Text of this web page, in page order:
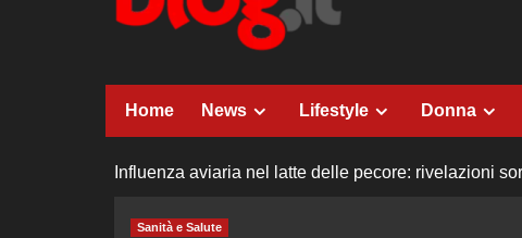
Home News Lifestyle Donna
Influenza aviaria nel latte delle pecore: rivelazioni
Sanità e Salute